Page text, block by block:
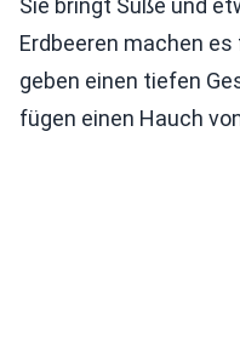
Sie bringt Süße und
Erdbeeren machen
geben einen tiefen
fügen einen Hauch